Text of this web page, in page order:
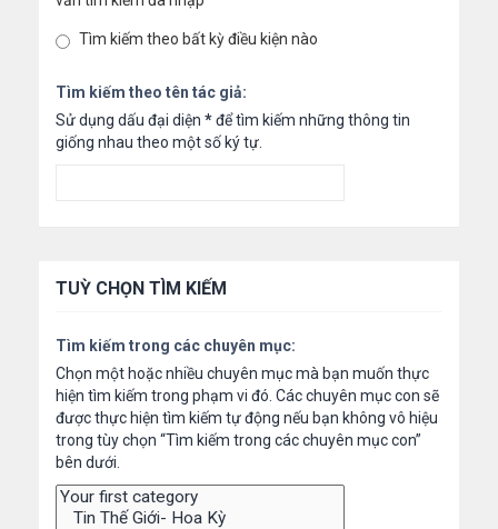
Tìm kiếm theo bất kỳ điều kiện nào
Tìm kiếm theo tên tác giả:
Sử dụng dấu đại diện *để tìm kiếm những thông tin
giống nhau theo một số ký tự.
TUỲ CHỌN TÌM KIẾM
Tìm kiếm trong các chuyên mục:
Chọn một hoặc nhiều chuyên mục mà bạn muốn thực
hiện tìm kiếm trong phạm vi đó. Các chuyên mục con sẽ
được thực hiện tìm kiếm tự động nếu bạn không vô hiệu
trong tùy chọn “Tìm kiếm trong các chuyên mục con”
bên dưới.